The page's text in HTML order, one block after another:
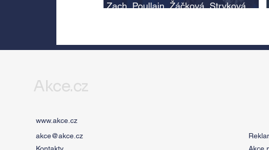
Zach, Poullain, Žáčková, Stryková,
Akce.cz
www.akce.cz
akce@akce.cz